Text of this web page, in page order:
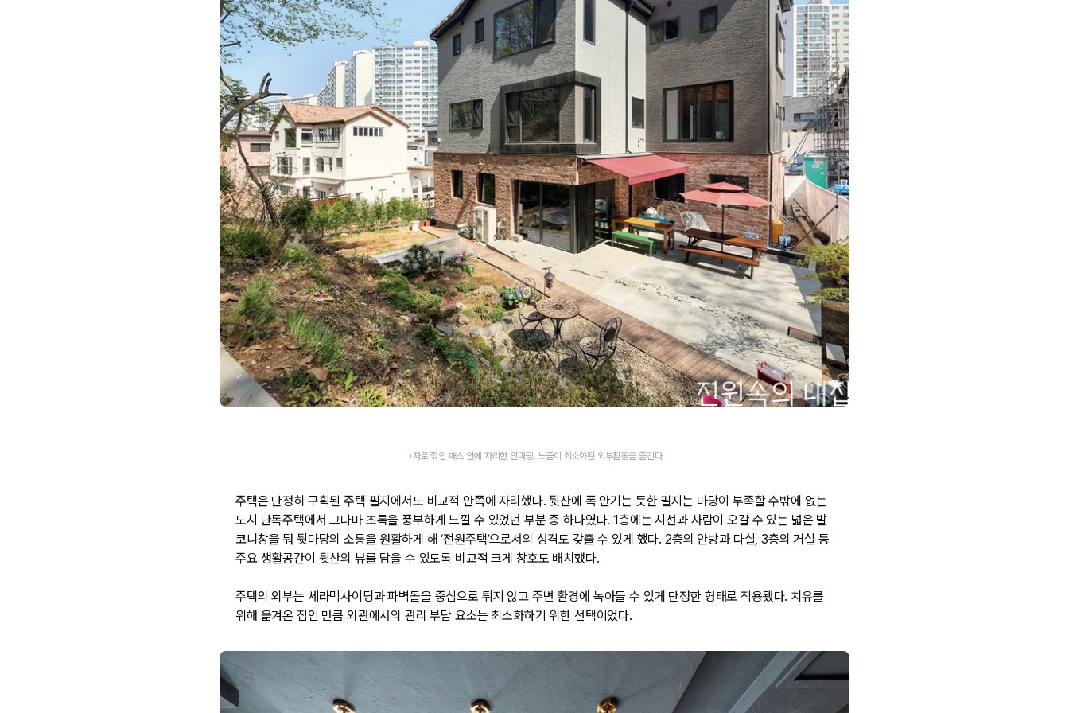
ㄱ자로 꺾인 매스 안에 자리한 안마당. 노출이 최소화된 외부활동을 즐긴다.
주택은 단정히 구획된 주택 필지에서도 비교적 안쪽에 자리했다. 뒷산에 폭 안기는 듯한 필지는 마당이 부족할 수밖에 없는
도시 단독주택에서 그나마 초록을 풍부하게 느낄 수 있었던 부분 중 하나였다. 1층에는 시선과 사람이 오갈 수 있는 넓은 발
코니창을 둬 뒷마당의 소통을 원활하게 해 ‘전원주택’으로서의 성격도 갖출 수 있게 했다. 2층의 안방과 다실, 3층의 거실 등
주요 생활공간이 뒷산의 뷰를 담을 수 있도록 비교적 크게 창호도 배치했다.
주택의 외부는 세라믹사이딩과 파벽돌을 중심으로 튀지 않고 주변 환경에 녹아들 수 있게 단정한 형태로 적용됐다. 치유를
위해 옮겨온 집인 만큼 외관에서의 관리 부담 요소는 최소화하기 위한 선택이었다.